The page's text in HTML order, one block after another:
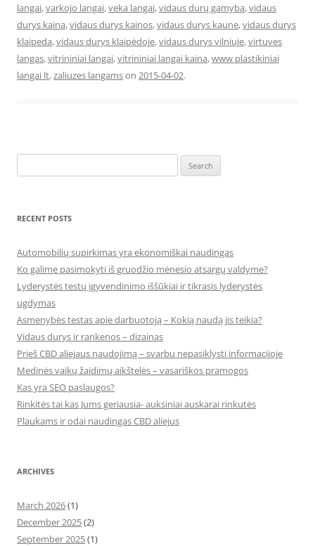
langai,varkojo langai,veka langai,vidaus durų gamyba,vidaus
durys kaina,vidaus durys kainos,vidaus durys kaune,vidaus durys
klaipeda,vidaus durys klaipėdoje,vidaus durys vilniuje,virtuves
langas,vitrininiai langai,vitrininiai langai kaina,www plastikiniai
langai lt,zaliuzes langamson 2015-04-02.
for:
RECENT POSTS
Automobilių supirkimas yra ekonomiškai naudingas
Ko galime pasimokyti iš gruodžio mėnesio atsargų valdyme?
Lyderystės testų įgyvendinimo iššūkiai ir tikrasis lyderystės
ugdymas
Asmenybės testas apie darbuotoją – Kokią naudą jis teikia?
Vidaus durys ir rankenos – dizainas
Prieš CBD aliejaus naudojimą – svarbu nepasiklysti informacijoje
Medinės vaikų žaidimų aikštelės – vasariškos pramogos
Kas yra SEO paslaugos?
Rinkitės tai kas Jums geriausia- auksiniai auskarai rinkutės
Plaukams ir odai naudingas CBD aliejus
ARCHIVES
March 2026(1)
December 2025(2)
September 2025(1)